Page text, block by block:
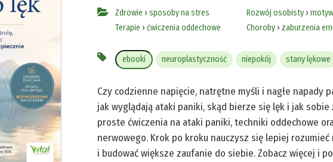
Zdrowie › sposoby na stres
Terapie › ćwiczenia oddechowe
Rozwój osobisty›
Choroby› zaburzenia
ebooki neuroplastyczność niepokój stany lękowe
Czy codzienne napięcie, natrętne myśli i nagłe napady
jak wyglądają ataki paniki, skąd bierze się lęk i jak
proste ćwiczenia na ataki paniki, techniki oddechowe
nerwowego. Krok po kroku nauczysz się lepiej
i budować większe zaufanie do siebie. Zobacz więcej i